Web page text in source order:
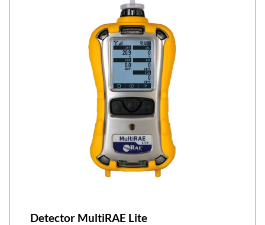
Detector MultiRAE Lite